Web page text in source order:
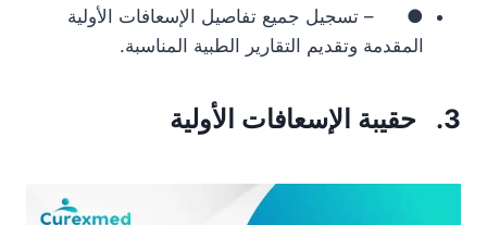
● – تسجيل جميع تفاصيل الإسعافات الأولية
المقدمة وتقديم التقارير الطبية المناسبة.
3. حقيبة الإسعافات الأولية